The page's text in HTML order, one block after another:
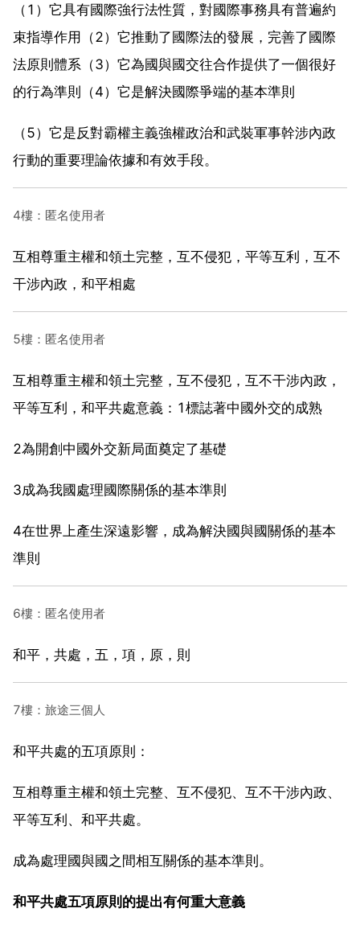
（1）它具有國際強行法性質，對國際事務具有普遍約
束指導作用（2）它推動了國際法的發展，完善了國際
法原則體系（3）它為國與國交往合作提供了一個很好
的行為準則（4）它是解決國際爭端的基本準則
（5）它是反對霸權主義強權政治和武裝軍事幹涉內政
行動的重要理論依據和有效手段。
4樓：匿名使用者
互相尊重主權和領土完整，互不侵犯，平等互利，互不
干涉內政，和平相處
5樓：匿名使用者
互相尊重主權和領土完整，互不侵犯，互不干涉內政，
平等互利，和平共處意義：1標誌著中國外交的成熟
2為開創中國外交新局面奠定了基礎
3成為我國處理國際關係的基本準則
4在世界上產生深遠影響，成為解決國與國關係的基本
準則
6樓：匿名使用者
和平，共處，五，項，原，則
7樓：旅途三個人
和平共處的五項原則：
互相尊重主權和領土完整、互不侵犯、互不干涉內政、
平等互利、和平共處。
成為處理國與國之間相互關係的基本準則。
和平共處五項原則的提出有何重大意義